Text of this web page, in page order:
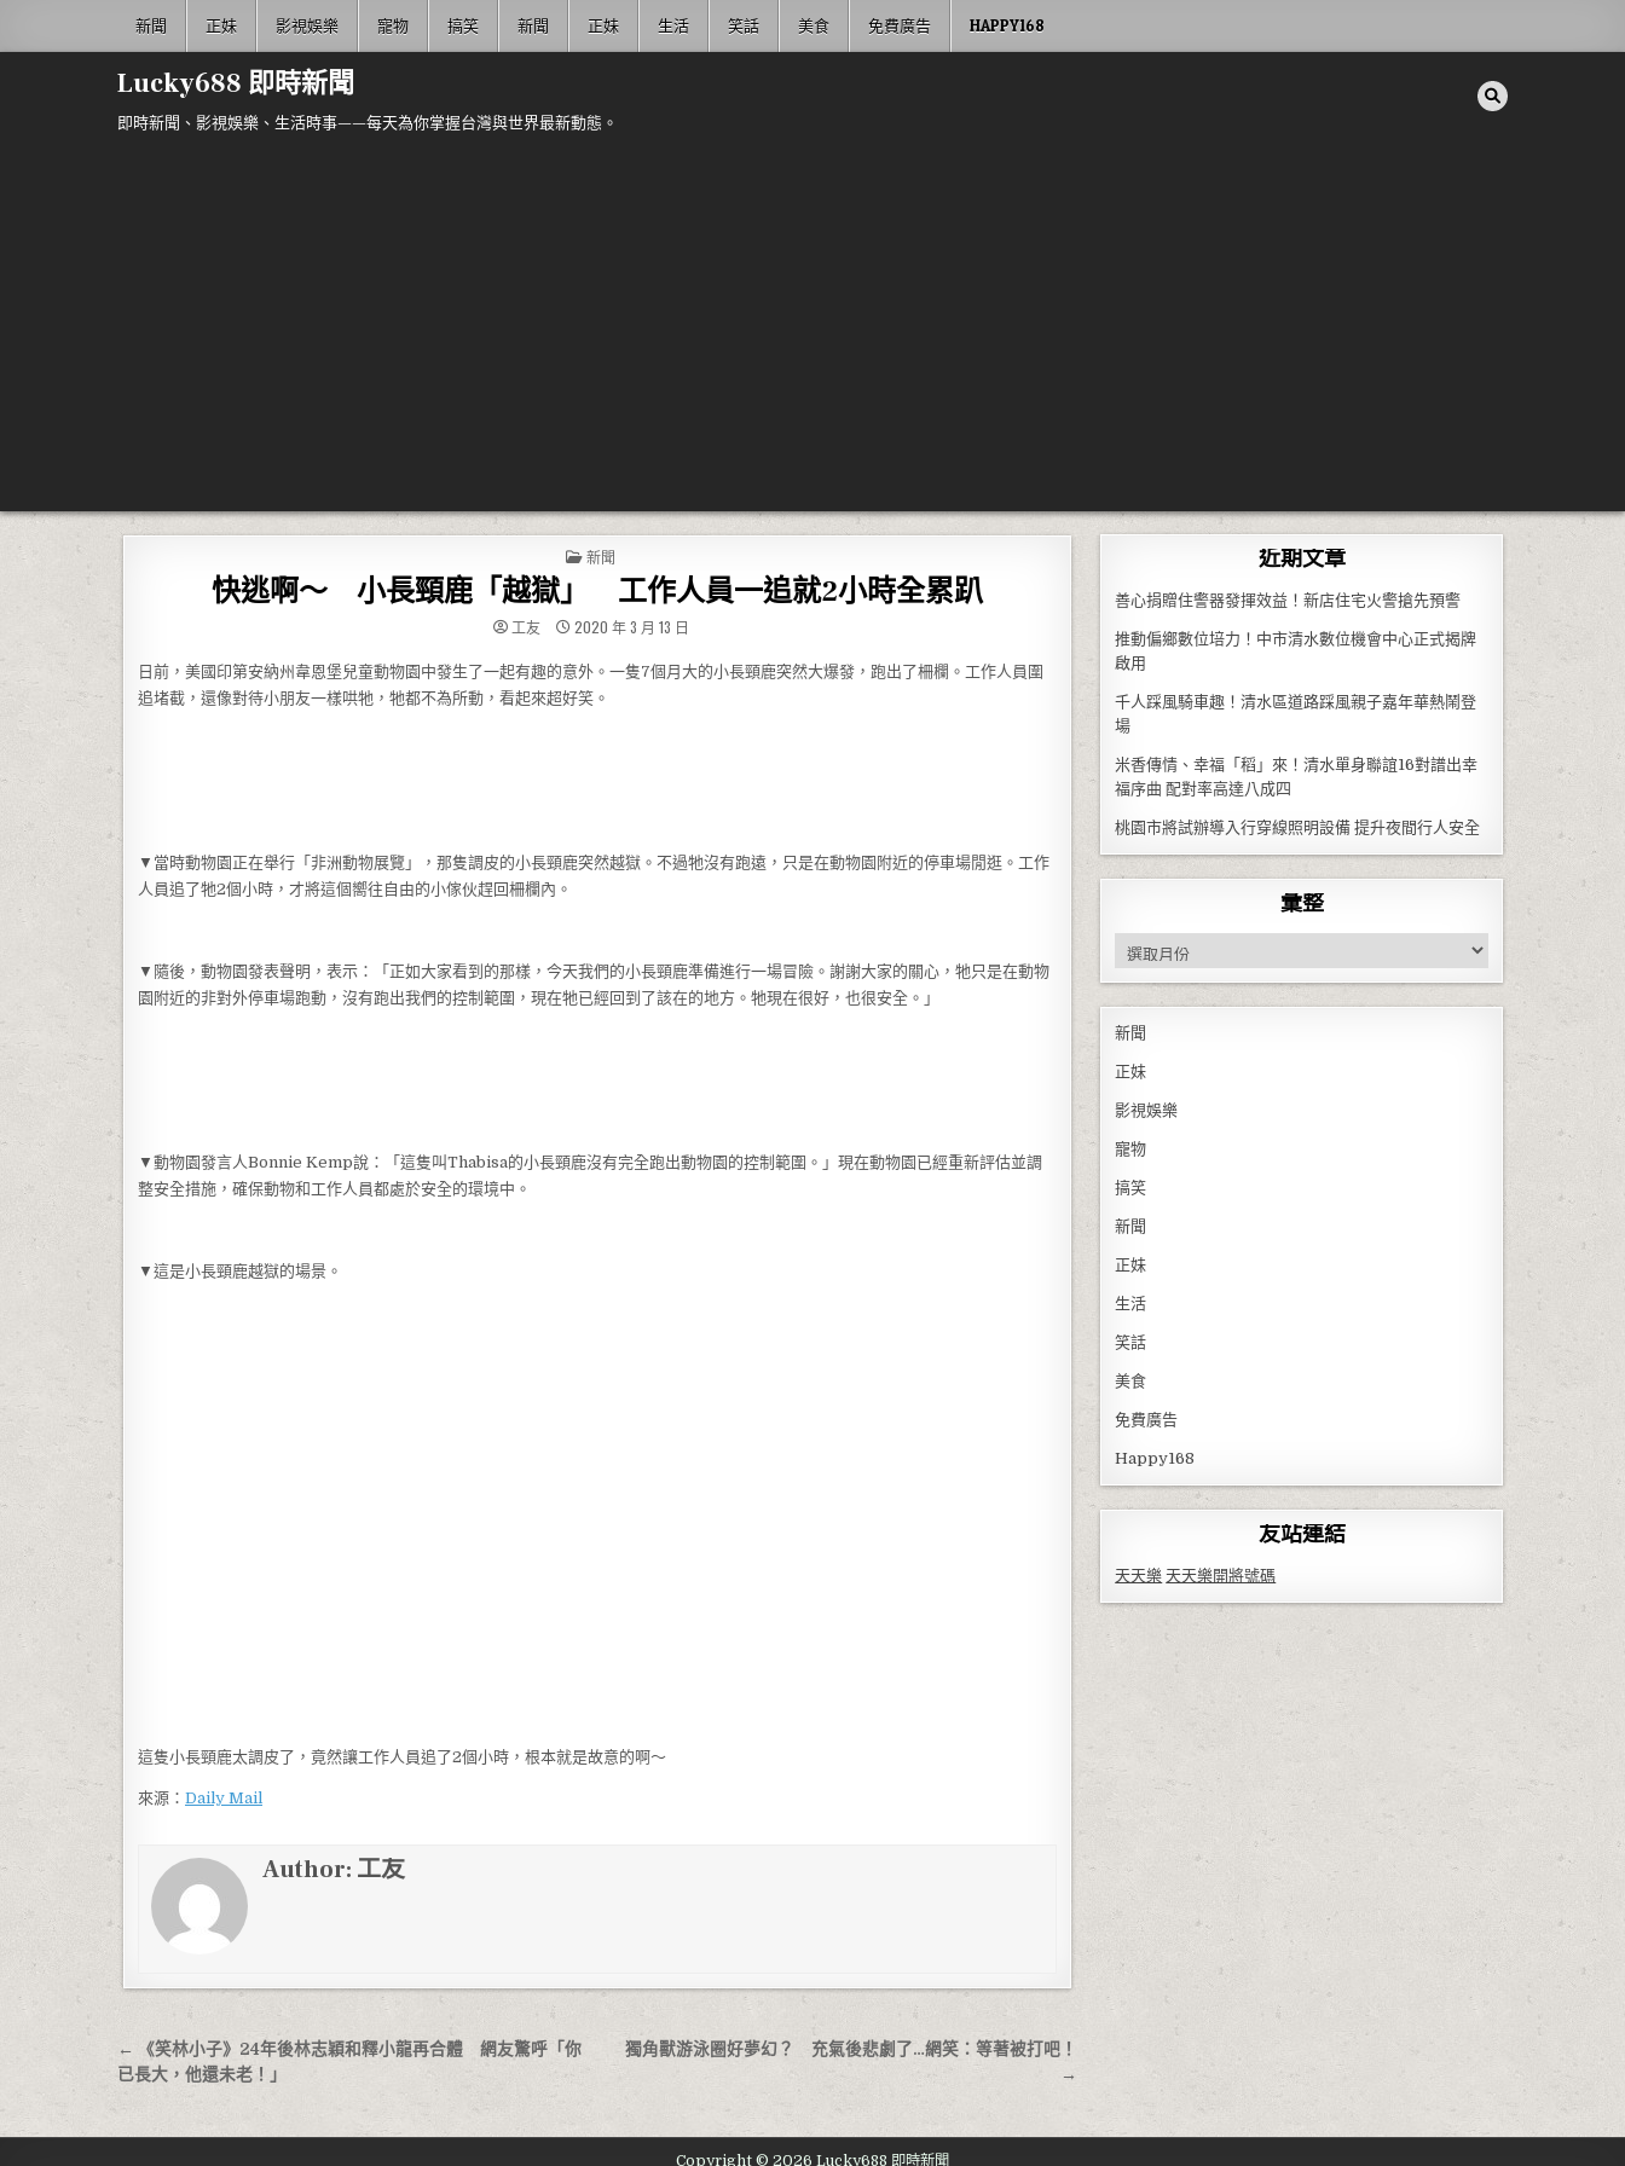
新聞 正妹 影視娛樂 寵物 搞笑 新聞 正妹 生活 笑話 美食 免費廣告 HAPPY168
Lucky688 即時新聞
即時新聞、影視娛樂、生活時事——每天為你掌握台灣與世界最新動態。
POSTED IN
新聞
快逃啊～ 小長頸鹿「越獄」 工作人員一追就2小時全累趴
工友 2020 年 3 月 13 日
日前，美國印第安納州韋恩堡兒童動物園中發生了一起有趣的意外。一隻7個月大的小長頸鹿突然大爆發，跑出了柵欄。工作人員圍
追堵截，還像對待小朋友一樣哄牠，牠都不為所動，看起來超好笑。
▼當時動物園正在舉行「非洲動物展覽」，那隻調皮的小長頸鹿突然越獄。不過牠沒有跑遠，只是在動物園附近的停車場閒逛。工作
人員追了牠2個小時，才將這個嚮往自由的小傢伙趕回柵欄內。
▼隨後，動物園發表聲明，表示：「正如大家看到的那樣，今天我們的小長頸鹿準備進行一場冒險。謝謝大家的關心，牠只是在動物
園附近的非對外停車場跑動，沒有跑出我們的控制範圍，現在牠已經回到了該在的地方。牠現在很好，也很安全。」
▼動物園發言人Bonnie Kemp說：「這隻叫Thabisa的小長頸鹿沒有完全跑出動物園的控制範圍。」現在動物園已經重新評估並調
整安全措施，確保動物和工作人員都處於安全的環境中。
▼這是小長頸鹿越獄的場景。
這隻小長頸鹿太調皮了，竟然讓工作人員追了2個小時，根本就是故意的啊～
來源： Daily Mail
Author: 工友
文章導覽
獨角獸游泳圈好夢幻？ 充氣後悲劇了…網笑：等著被打吧！
→
← 《笑林小子》24年後林志穎和釋小龍再合體 網友驚呼「你
已長大，他還未老！」
近期文章
善心捐贈住警器發揮效益！新店住宅火警搶先預警
推動偏鄉數位培力！中市清水數位機會中心正式揭牌
啟用
千人踩風騎車趣！清水區道路踩風親子嘉年華熱鬧登
場
米香傳情、幸福「稻」來！清水單身聯誼16對譜出幸
福序曲 配對率高達八成四
桃園市將試辦導入行穿線照明設備 提升夜間行人安全
彙整
彙整
新聞
正妹
影視娛樂
寵物
搞笑
新聞
正妹
生活
笑話
美食
免費廣告
Happy168
友站連結
天天樂 天天樂開將號碼
Copyright © 2026 Lucky688 即時新聞